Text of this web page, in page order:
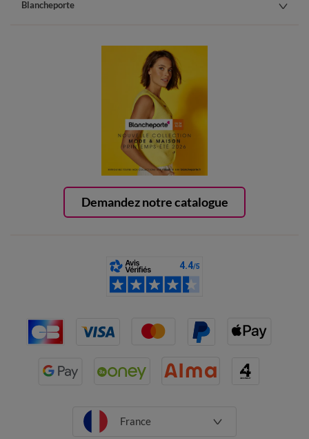
Demandez notre catalogue
Blancheporte
France